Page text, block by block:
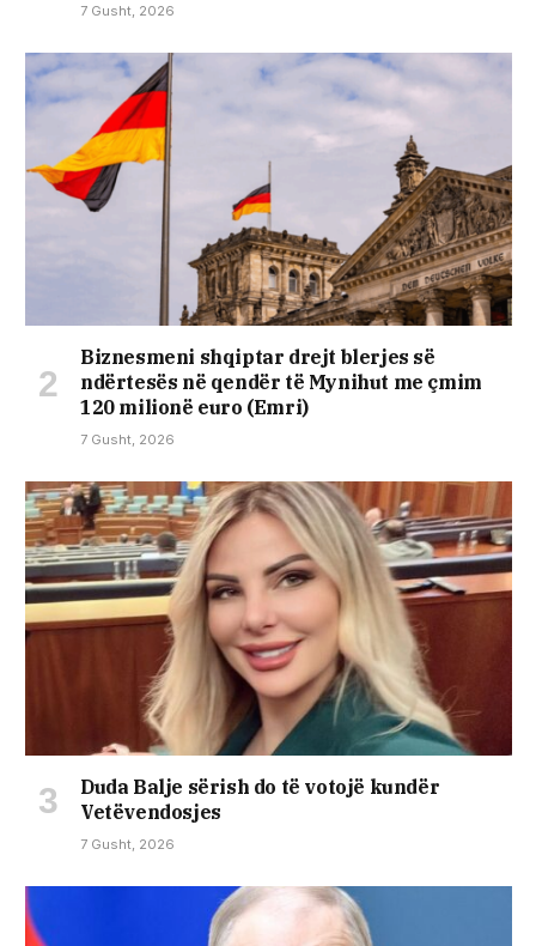
7 Gusht, 2026
Biznesmeni shqiptar drejt blerjes së
ndërtesës në qendër të Mynihut me çmim
120 milionë euro (Emri)
7 Gusht, 2026
Duda Balje sërish do të votojë kundër
Vetëvendosjes
7 Gusht, 2026